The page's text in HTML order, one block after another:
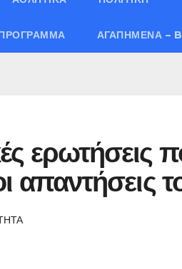
ΑΓΑΠΗΜΈΝΑ –
ερωτήσεις
απαντήσεις